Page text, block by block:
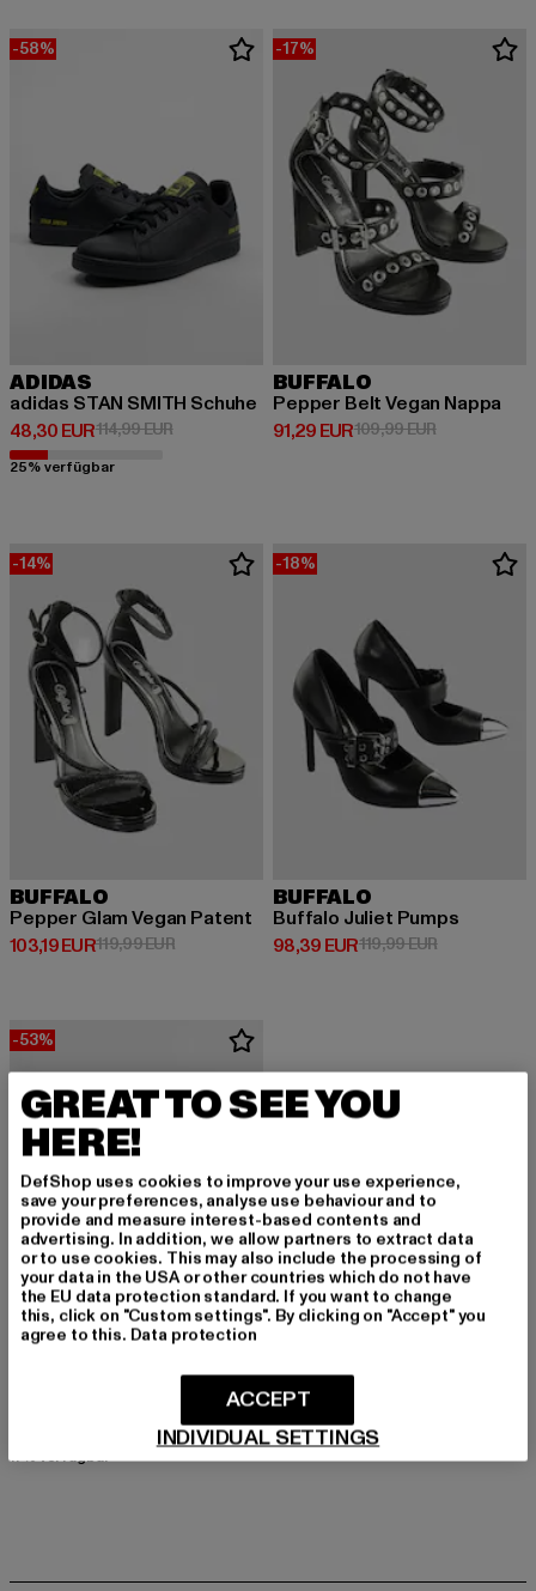
-58%
ADIDAS
adidas STAN SMITH Schuhe
48,30 EUR
Derzeitiger Preis: 48,30 EUR
114,99 EURAktionspreis: 114,99 EUR
25% verfügbar
-17%
BUFFALO
Pepper Belt Vegan Nappa
91,29 EUR
Derzeitiger Preis: 91,29 EUR
109,99 EURAktionspreis:
-14%
BUFFALO
Pepper Glam Vegan Patent
103,19 EUR
Derzeitiger Preis: 103,19 EUR
119,99 EURAktionspreis: 119,99 EUR
-18%
BUFFALO
Buffalo Juliet Pumps
98,39 EUR
Derzeitiger Preis: 98,39 EUR
119,99 EURAktionspreis:
-53%
Derzeitiger Preis: 61,10 EURAktionspreis: 129,99 EUR
17% verfügbar
GREAT TO SEE YOU
HERE!
DefShop uses cookies to improve your use experience,
save your preferences, analyse use behaviour and to
provide and measure interest-based contents and
advertising. In addition, we allow partners to extract data
or to use cookies. This may also include the processing of
your data in the USA or other countries which do not have
the EU data protection standard. If you want to change
this, click on "Custom settings". By clicking on "Accept" you
agree to this. Data protection
INDIVIDUAL SETTINGS
ACCEPT